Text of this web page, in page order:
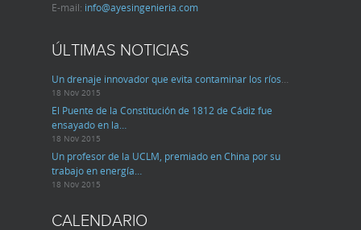
E-mail: info@ayesingenieria.com
ÚLTIMAS NOTICIAS
Un drenaje innovador que evita contaminar los ríos
18 Nov 2015
El Puente de la Constitución de 1812 de Cádiz fue
ensayado en la…
18 Nov 2015
Un profesor de la UCLM, premiado en China por su
trabajo en energía…
18 Nov 2015
CALENDARIO